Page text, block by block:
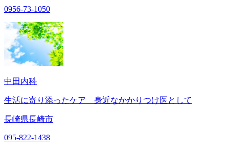
0956-73-1050
中田内科
生活に寄り添ったケア 身近なかかりつけ医として
長崎県長崎市
095-822-1438